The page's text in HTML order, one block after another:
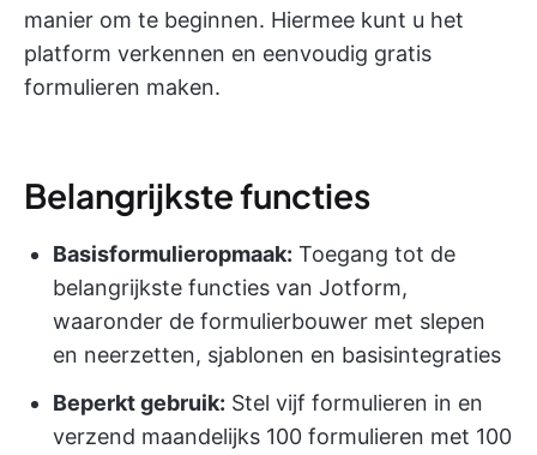
manier om te beginnen. Hiermee kunt u het
platform verkennen en eenvoudig gratis
formulieren maken.
Belangrijkste functies
Basisformulieropmaak: Toegang tot de
belangrijkste functies van Jotform,
waaronder de formulierbouwer met slepen
en neerzetten, sjablonen en basisintegraties
Beperkt gebruik: Stel vijf formulieren in en
verzend maandelijks 100 formulieren met 100